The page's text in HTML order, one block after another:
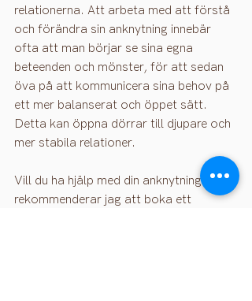
relationerna. Att arbeta med att förstå
och förändra sin anknytning innebär
ofta att man börjar se sina egna
beteenden och mönster, för att sedan
öva på att kommunicera sina behov på
ett mer balanserat och öppet sätt.
Detta kan öppna dörrar till djupare och
mer stabila relationer.
Vill du ha hjälp med din anknytning
rekommenderar jag att boka ett